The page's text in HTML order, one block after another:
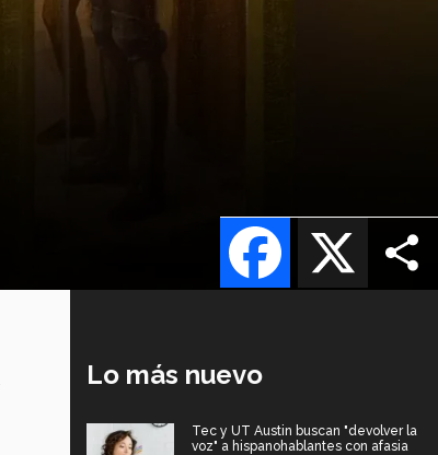
X
Facebook
Lo más nuevo
Tec y UT Austin buscan "devolver la
voz" a hispanohablantes con afasia